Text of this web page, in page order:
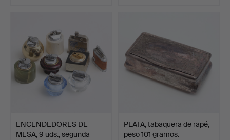
ENCENDEDORES DE
MESA, 9 uds., segunda
PLATA, tabaquera de rapé,
peso 101 gramos.